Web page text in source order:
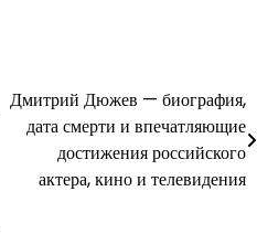
Дмитрий Дюжев — биография,
дата смерти и впечатляющие
достижения российского
актера, кино и телевидения